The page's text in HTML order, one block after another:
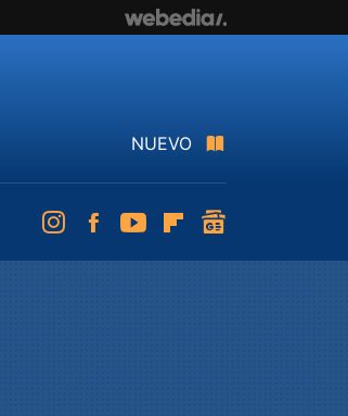
NUEVO
InstagramFacebookYoutubeFlipboard